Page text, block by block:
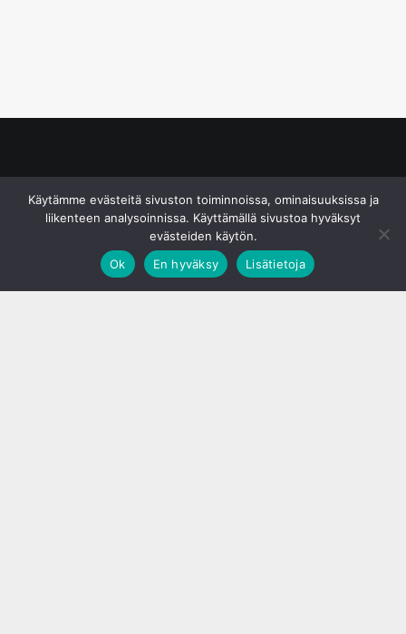
Käytämme evästeitä sivuston toiminnoissa, ominaisuuksissa ja
liikenteen analysoinnissa. Käyttämällä sivustoa hyväksyt
evästeiden käytön.
Ok
En hyväksy Lisätietoja